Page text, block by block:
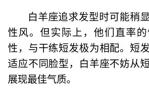
白羊座追求发型时可能稍
性风。但实际上，他们直率
性，与干练短发极为相配。短
适应不同脸型，白羊座不妨从
展现最佳气质。